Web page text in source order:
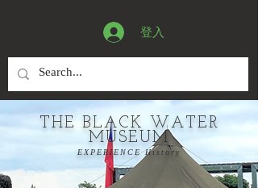
登入
THE BLACK WATER
MUSEUM
EXPERIENCE History